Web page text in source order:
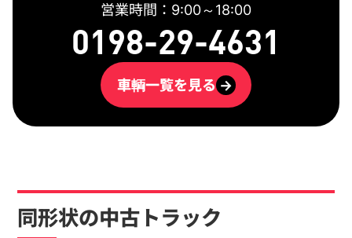
営業時間：9:00～18:00
0198-29-4631
車輌一覧を見る →
同形状の中古トラック